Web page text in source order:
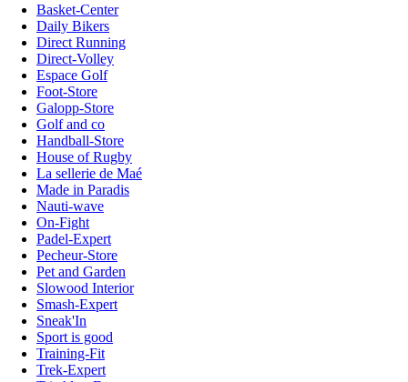
Basket-Center
Daily Bikers
Direct Running
Direct-Volley
Espace Golf
Foot-Store
Galopp-Store
Golf and co
Handball-Store
House of Rugby
La sellerie de Maé
Made in Paradis
Nauti-wave
On-Fight
Padel-Expert
Pecheur-Store
Pet and Garden
Slowood Interior
Smash-Expert
Sneak'In
Sport is good
Training-Fit
Trek-Expert